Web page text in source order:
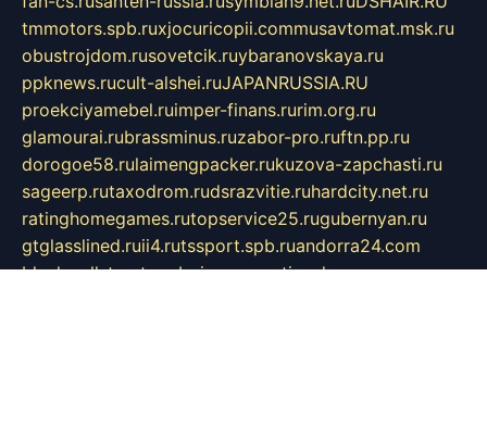
tmmotors.spb.ruxjocuricopii.commusavtomat.msk.ru
obustrojdom.rusovetcik.ruybaranovskaya.ru
ppknews.rucult-alshei.ruJAPANRUSSIA.RU
proekciyamebel.ruimper-finans.rurim.org.ru
glamourai.rubrassminus.ruzabor-pro.ruftn.pp.ru
dorogoe58.rulaimengpacker.rukuzova-zapchasti.ru
sageerp.rutaxodrom.rudsrazvitie.ruhardcity.net.ru
ratinghomegames.rutopservice25.rugubernyan.ru
gtglasslined.ruii4.rutssport.spb.ruandorra24.com
blackwallstreet.ruoboimos.ruoptim-doors.com.ru